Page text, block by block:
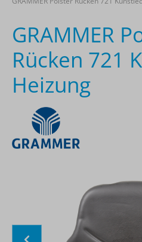
GRAMMER
Rücken 721
Heizung
Bildergalerie überspringen